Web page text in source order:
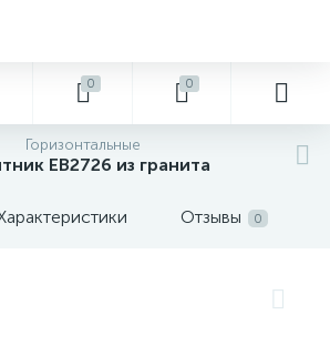
0 0
Горизонтальные
EB2726 из гранита
Отзывы 0